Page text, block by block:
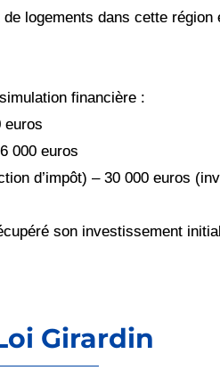
logements dans cette région
financière :
euros
000 euros
d’impôt) – 30 000 euros
son investissement
Girardin